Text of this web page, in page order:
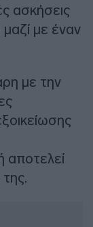
ασκήσεις
μαζί με έναν
με την
αποτελεί